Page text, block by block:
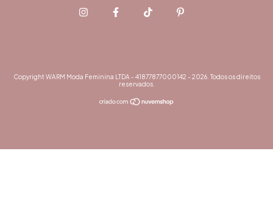
Copyright WARM Moda Feminina LTDA - 41877877000142 - 2026. Todos os direitos
reservados.